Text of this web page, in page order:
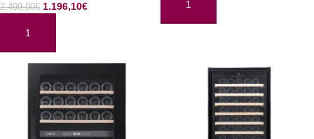
2.499,00€ 1.196,10€
AÑADIR AL CARRITO
AÑADIR AL CARRITO